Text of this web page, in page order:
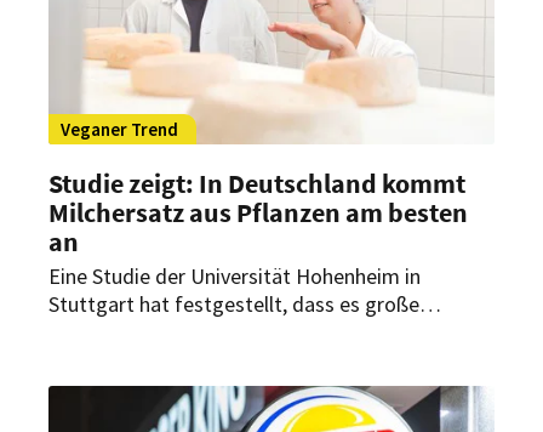
Veganer Trend
Studie zeigt: In Deutschland kommt
Milchersatz aus Pflanzen am besten
an
Eine Studie der Universität Hohenheim in
Stuttgart hat festgestellt, dass es große
geht. Dabei zeigte sich: Am beliebtesten sind
diese Produkte in Deutschland.